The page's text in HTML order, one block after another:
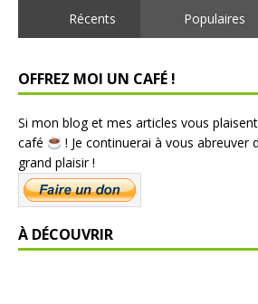
Récents Populaires
OFFREZ MOI UN CAFÉ !
Si mon blog et mes articles vous
café
! Je continuerai à vous abreuver
grand plaisir !
À DÉCOUVRIR